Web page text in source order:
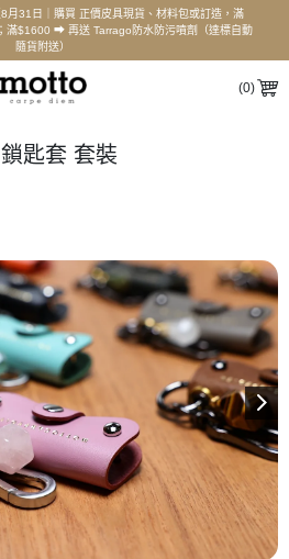
月31日｜購買 正價皮具現貨、材料包或訂造，滿
$1600 ⮕ 再送 Tarrago防水防污噴劑（達標自動
隨貨附送）
(0)
匙套 套裝